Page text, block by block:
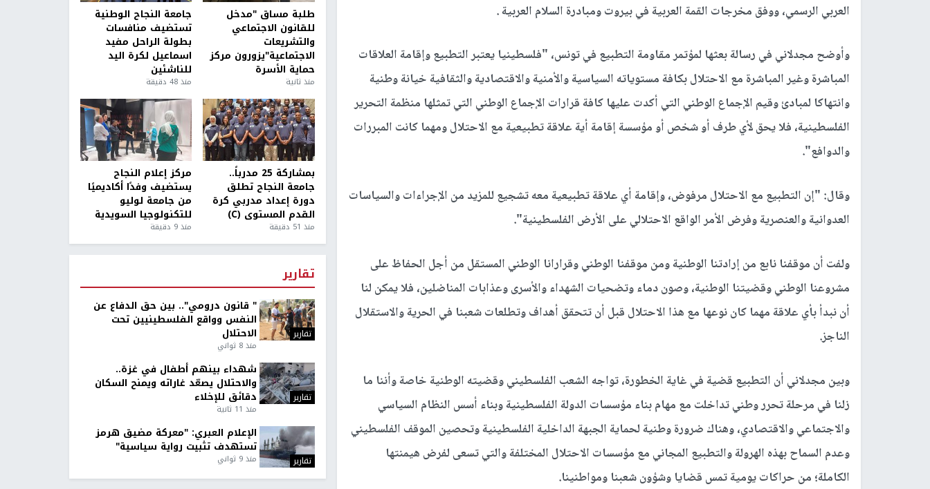
العربي الرسمي، ووفق مخرجات القمة العربية في بيروت ومبادرة السلام العربية .
وأوضح مجدلاني في رسالة بعثها لمؤتمر مقاومة التطبيع في تونس، "فلسطينيا يعتبر التطبيع وإقامة العلاقات
المباشرة وغير المباشرة مع الاحتلال بكافة مستوياته السياسية والأمنية والاقتصادية والثقافية خيانة وطنية
وانتهاكا لمبادئ وقيم الإجماع الوطني التي أكدت عليها كافة قرارات الإجماع الوطني التي تمثلها منظمة التحرير
الفلسطينية، فلا يحق لأي طرف أو شخص أو مؤسسة إقامة أية علاقة تطبيعية مع الاحتلال ومهما كانت المبررات
والدوافع".
وقال: "إن التطبيع مع الاحتلال مرفوض، وإقامة أي علاقة تطبيعية معه تشجيع للمزيد من الإجراءات والسياسات
العدوانية والعنصرية وفرض الأمر الواقع الاحتلالي على الأرض الفلسطينية".
ولفت أن موقفنا نابع من إرادتنا الوطنية ومن موقفنا الوطني وقرارانا الوطني المستقل من أجل الحفاظ على
مشروعنا الوطني وقضيتنا الوطنية، وصون دماء وتضحيات الشهداء والأسرى وعذابات المناضلين، فلا يمكن لنا
أن نبدأ بأي علاقة مهما كان نوعها مع هذا الاحتلال قبل أن تتحقق أهداف وتطلعات شعبنا في الحرية والاستقلال
الناجز.
وبين مجدلاني أن التطبيع قضية في غاية الخطورة، تواجه الشعب الفلسطيني وقضيته الوطنية خاصة وأننا ما
زلنا في مرحلة تحرر وطني تداخلت مع مهام بناء مؤسسات الدولة الفلسطينية وبناء أسس النظام السياسي
والاجتماعي والاقتصادي، وهناك ضرورة وطنية لحماية الجبهة الداخلية الفلسطينية وتحصين الموقف الفلسطيني
وعدم السماح بهذه الهرولة والتطبيع المجاني مع مؤسسات الاحتلال المختلفة والتي تسعى لفرض هيمنتها
الكاملة؛ من حراكات يومية تمس قضايا وشؤون شعبنا ومواطنينا.
طلبة مساق "مدخل
للقانون الاجتماعي
والتشريعات
الاجتماعية"يزورون مركز
حماية الأسرة
منذ ثانية
جامعة النجاح الوطنية
تستضيف منافسات
بطولة الراحل مفيد
اسماعيل لكرة اليد
للناشئين
منذ 48 دقيقة
بمشاركة 25 مدرباً..
جامعة النجاح تطلق
دورة إعداد مدربي كرة
القدم المستوى (C)
منذ 51 دقيقة
مركز إعلام النجاح
يستضيف وفدًا أكاديميًا
من جامعة لوليو
للتكنولوجيا السويدية
منذ 9 دقيقة
تقارير
تقارير
" قانون درومي".. بين حق الدفاع عن
النفس وواقع الفلسطينيين تحت
الاحتلال
منذ 8 ثواني
تقارير
شهداء بينهم أطفال في غزة..
والاحتلال يصعّد غاراته ويمنح السكان
دقائق للإخلاء
منذ 11 ثانية
تقارير
الإعلام العبري: "معركة مضيق هرمز
تستهدف تثبيت رواية سياسية"
منذ 9 ثواني